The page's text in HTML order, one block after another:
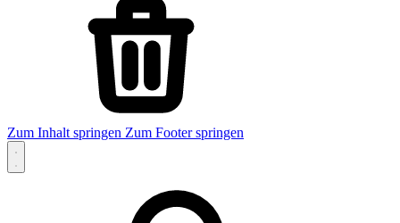
Zum Inhalt springen Zum Footer springen